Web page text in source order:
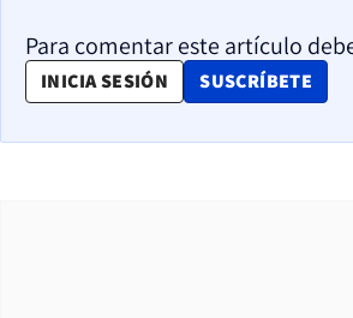
Para comentar este artículo
INICIA SESIÓN SUSCRÍBETE
OPENS IN NEW